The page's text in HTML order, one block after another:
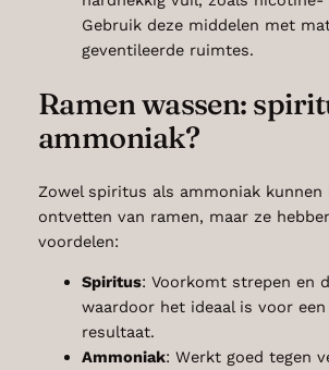
Gebruik deze middelen met
geventileerde ruimtes.
Ramen wassen:
ammoniak?
Zowel spiritus als ammoniak kunnen
ontvetten van ramen, maar ze
voordelen:
Spiritus: Voorkomt strepen en
waardoor het ideaal is voor een
resultaat.
Ammoniak: Werkt goed tegen